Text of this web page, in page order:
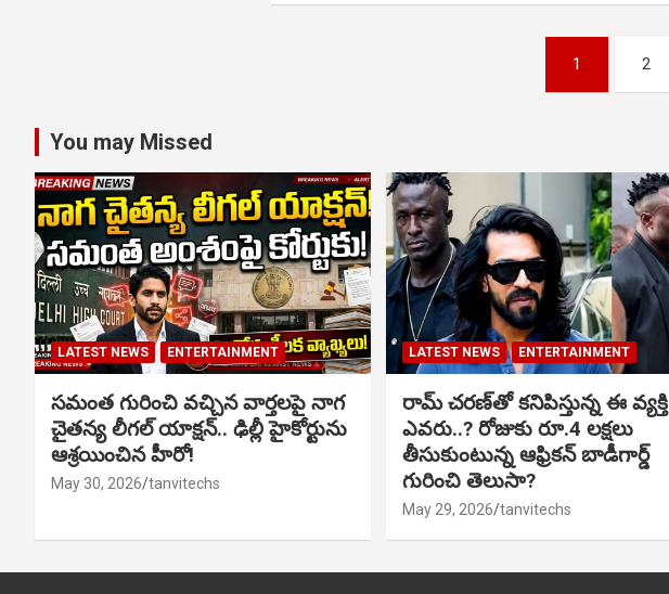
1 2
You may Missed
LATEST NEWS ENTERTAINMENT
సమంత గురించి వచ్చిన వార్తలపై నాగ
చైతన్య లీగల్ యాక్షన్.. ఢిల్లీ హైకోర్టును
ఆశ్రయించిన హీరో!
May 30, 2026 tanvitechs
LATEST NEWS ENTERTAINMENT
రామ్ చరణ్‌తో కనిపిస్తున్న ఈ వ్యక్తి
ఎవరు..? రోజుకు రూ.4 లక్షలు
తీసుకుంటున్న ఆఫ్రికన్ బాడీగార్డ్
గురించి తెలుసా?
May 29, 2026 tanvitechs